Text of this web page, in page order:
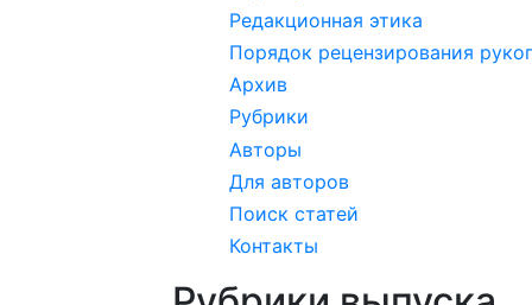
Редакционная этика
Порядок рецензирования
Архив
Рубрики
Авторы
Для авторов
Поиск статей
Контакты